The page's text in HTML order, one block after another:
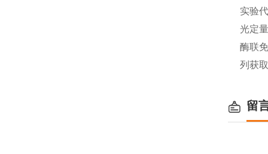
实验
光定
酶联
列获
留